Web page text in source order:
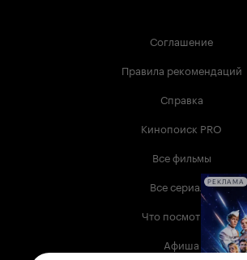
Соглашение
Правила рекомендаций
Справка
Кинопоиск PRO
Все фильмы
Все сериалы
Что посмотреть
Афиша
РЕКЛАМА